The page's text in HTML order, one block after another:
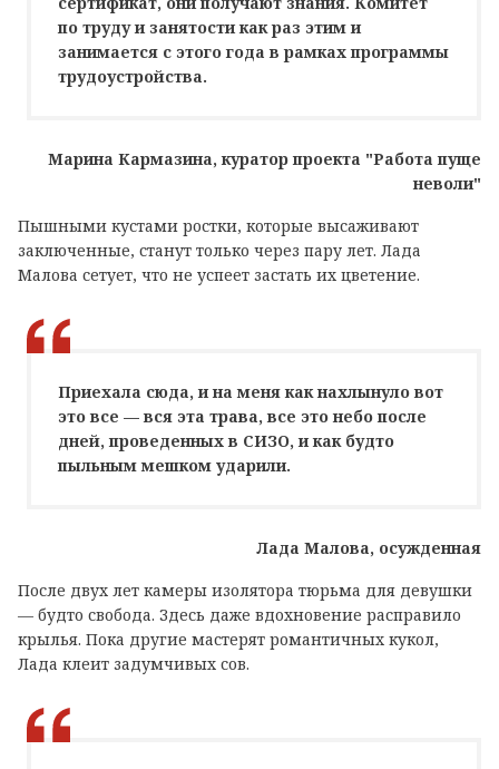
по труду и занятости как раз этим и
занимается с этого года в рамках программы
трудоустройства.
Марина Кармазина, куратор проекта "Работа пуще
неволи"
Пышными кустами ростки, которые высаживают
заключенные, станут только через пару лет. Лада
Малова сетует, что не успеет застать их цветение.
Приехала сюда, и на меня как нахлынуло вот
это все — вся эта трава, все это небо после
дней, проведенных в СИЗО, и как будто
пыльным мешком ударили.
Лада Малова, осужденная
После двух лет камеры изолятора тюрьма для девушки
— будто свобода. Здесь даже вдохновение расправило
крылья. Пока другие мастерят романтичных кукол,
Лада клеит задумчивых сов.